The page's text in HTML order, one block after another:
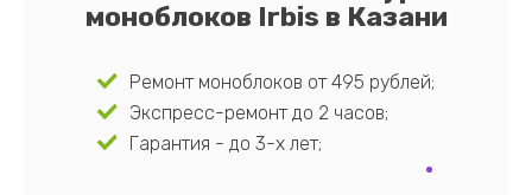
моноблоков Irbis в Казани
Ремонт моноблоков от 495 рублей;
Экспресс-ремонт до 2 часов;
Гарантия - до 3-х лет;